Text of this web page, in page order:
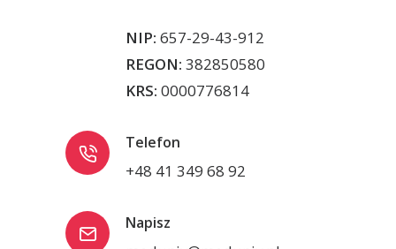
NIP: 657-29-43-912
REGON: 382850580
KRS: 0000776814
Telefon
+48 41 349 68 92
Napisz